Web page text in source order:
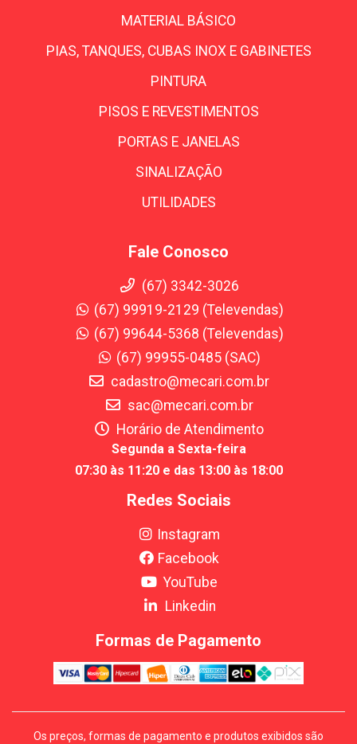
MATERIAL BÁSICO
PIAS, TANQUES, CUBAS INOX E GABINETES
PINTURA
PISOS E REVESTIMENTOS
PORTAS E JANELAS
SINALIZAÇÃO
UTILIDADES
Fale Conosco
(67) 3342-3026
(67) 99919-2129 (Televendas)
(67) 99644-5368 (Televendas)
(67) 99955-0485 (SAC)
cadastro@mecari.com.br
sac@mecari.com.br
Horário de Atendimento
Segunda a Sexta-feira
07:30 às 11:20 e das 13:00 às 18:00
Redes Sociais
Instagram
Facebook
YouTube
Linkedin
Formas de Pagamento
Os preços, formas de pagamento e produtos exibidos são